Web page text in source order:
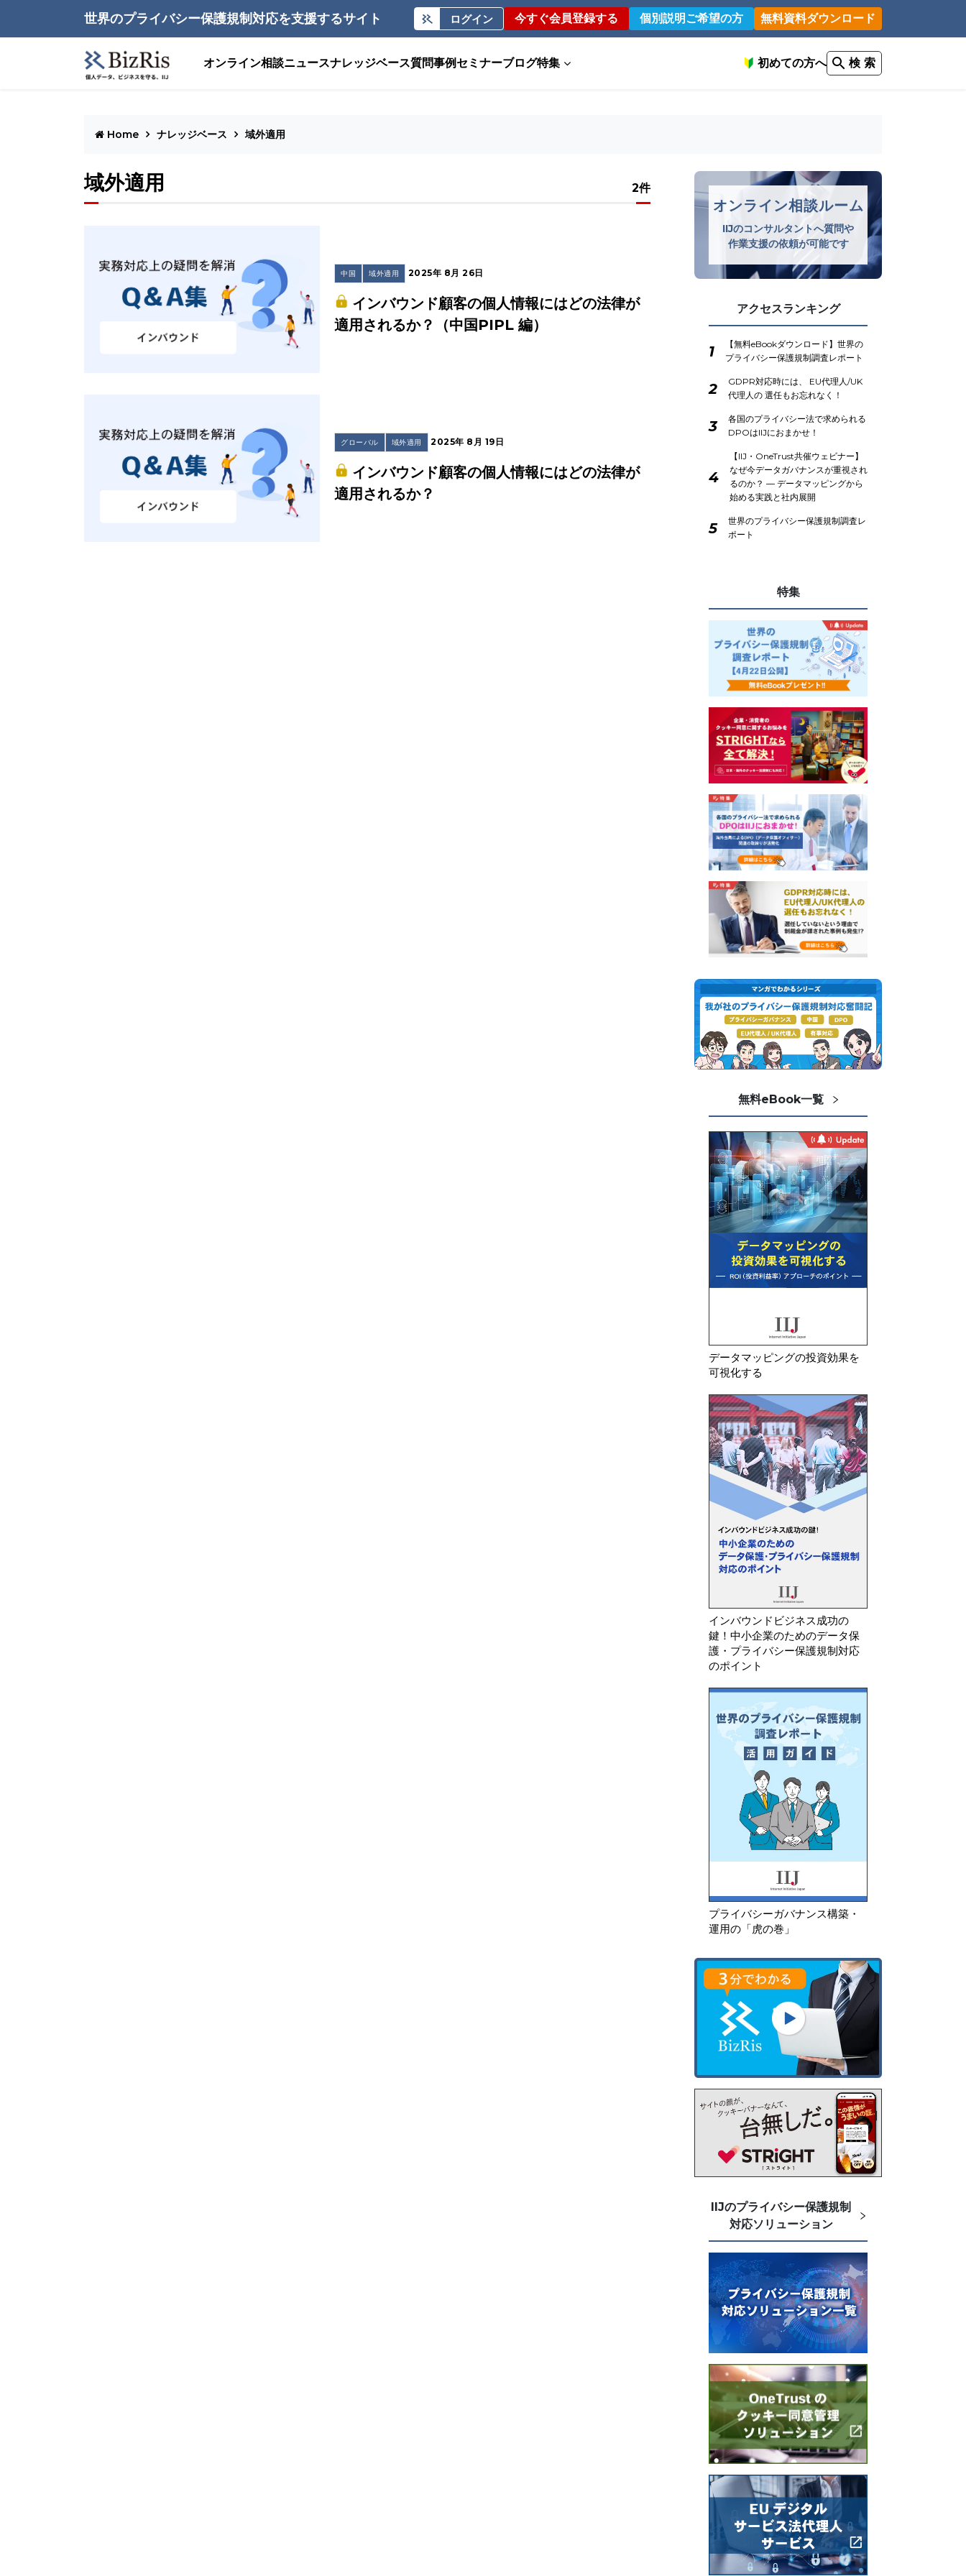
世界のプライバシー保護規制対応を支援するサイト ログイン 今すぐ会員登録する 個別説明ご希望の方 無料資料ダウンロード
オンライン相談ニュースナレッジベース質問事例 セミナーブログ特集 初めての方へ 検 索
Home ナレッジベース 域外適用
域外適用 2件
中国 域外適用 2025年 8月 26日
インバウンド顧客の個人情報にはどの法律が
適用されるか？（中国PIPL 編）
グローバル 域外適用 2025年 8月 19日
インバウンド顧客の個人情報にはどの法律が
適用されるか？
オンライン相談ルーム
IIJのコンサルタントへ質問や
作業支援の依頼が可能です
アクセスランキング
1
【無料eBookダウンロード】世界の
プライバシー保護規制調査レポート
2
GDPR対応時には、 EU代理人/UK
代理人の 選任もお忘れなく！
3
各国のプライバシー法で求められる
DPOはIIJにおまかせ！
4
【IIJ・OneTrust共催ウェビナー】
なぜ今データガバナンスが重視され
るのか？ ― データマッピングから
始める実践と社内展開
5
世界のプライバシー保護規制調査レ
ポート
特集
無料eBook一覧
データマッピングの投資効果を
可視化する
インバウンドビジネス成功の
鍵！中小企業のためのデータ保
護・プライバシー保護規制対応
のポイント
プライバシーガバナンス構築・
運用の「虎の巻」
IIJのプライバシー保護規制
対応ソリューション